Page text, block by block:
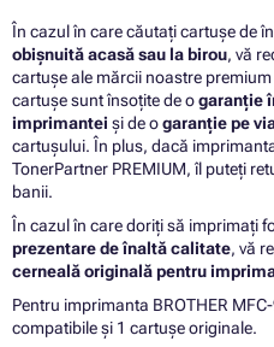
În cazul în care căutați cartușe de
obișnuită acasă sau la birou, vă
cartușe ale mărcii noastre premium
cartușe sunt însoțite de ogaranție
imprimantei și de ogaranție pe
cartușului. În plus, dacă
TonerPartner PREMIUM, îl puteți
banii.
În cazul în care doriți să imprimați
prezentare de înaltă calitate, vă
cerneală originală pentru
Pentru imprimanta BROTHER
compatibile și 1 cartușe originale.